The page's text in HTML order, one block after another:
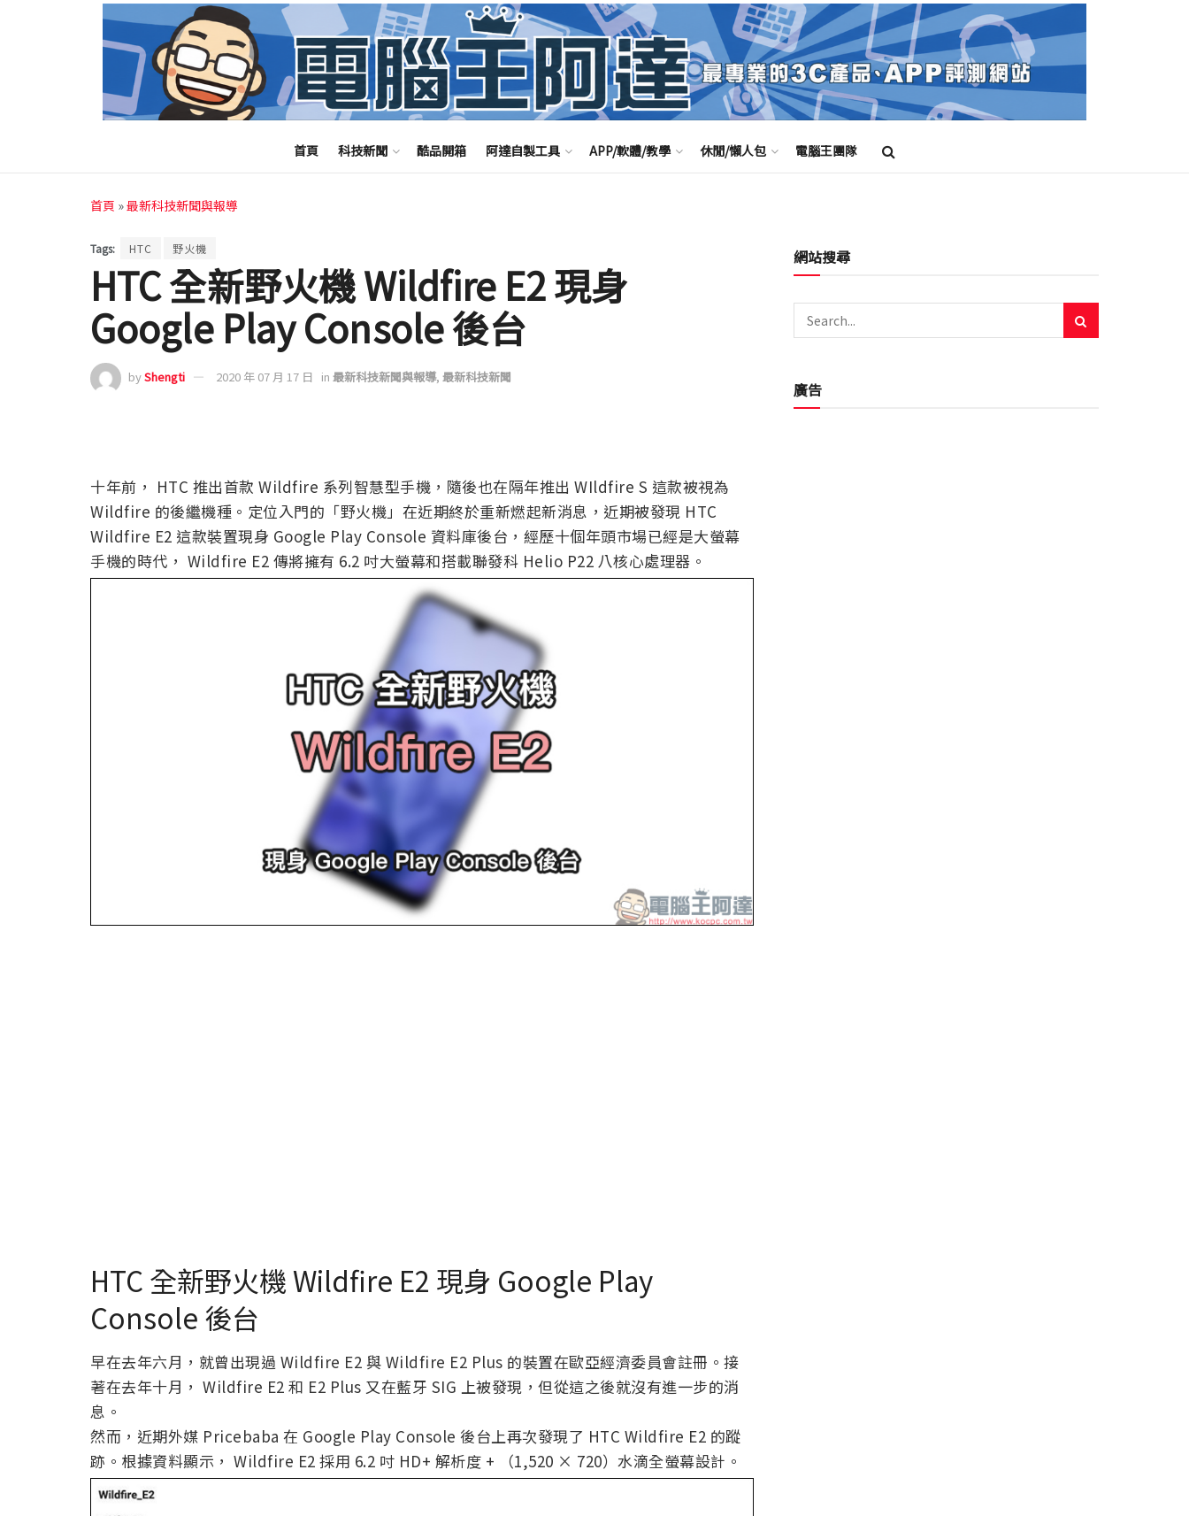
首頁 科技新聞 酷品開箱 阿達自製工具 APP/軟體/教學 休閒/懶人包 電腦王團隊
首頁 »最新科技新聞與報導
Tags: HTC 野火機
HTC 全新野火機 Wildfire E2 現身
Google Play Console 後台
byShengti 2020 年 07 月 17 日 in 最新科技新聞與報導, 最新科技新聞
十年前， HTC 推出首款 Wildfire 系列智慧型手機，隨後也在隔年推出 WIldfire S 這款被視為
Wildfire 的後繼機種。定位入門的「野火機」在近期終於重新燃起新消息，近期被發現 HTC
Wildfire E2 這款裝置現身 Google Play Console 資料庫後台，經歷十個年頭市場已經是大螢幕
手機的時代， Wildfire E2 傳將擁有 6.2 吋大螢幕和搭載聯發科 Helio P22 八核心處理器。
HTC 全新野火機 Wildfire E2 現身 Google Play
Console 後台
早在去年六月，就曾出現過 Wildfire E2 與 Wildfire E2 Plus 的裝置在歐亞經濟委員會註冊。接
著在去年十月， Wildfire E2 和 E2 Plus 又在藍牙 SIG 上被發現，但從這之後就沒有進一步的消
息。
然而，近期外媒 Pricebaba 在 Google Play Console 後台上再次發現了 HTC Wildfire E2 的蹤
跡。根據資料顯示， Wildfire E2 採用 6.2 吋 HD+ 解析度 + （1,520 × 720）水滴全螢幕設計。
網站搜尋
廣告